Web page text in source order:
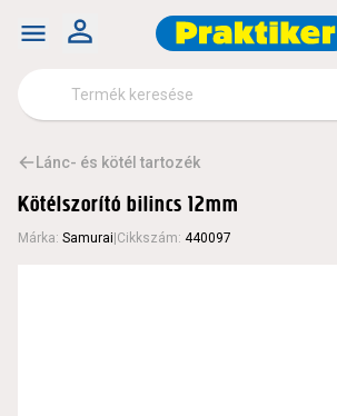
Lánc- és kötél tartozék
Kötélszorító bilincs 12mm
Márka: Samurai Cikkszám: 440097